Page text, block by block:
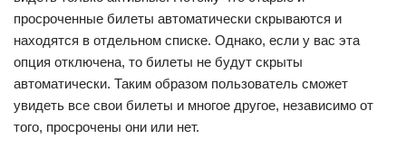
просроченные билеты автоматически скрываются и
находятся в отдельном списке. Однако, если у вас эта
опция отключена, то билеты не будут скрыты
автоматически. Таким образом пользователь сможет
увидеть все свои билеты и многое другое, независимо от
того, просрочены они или нет.